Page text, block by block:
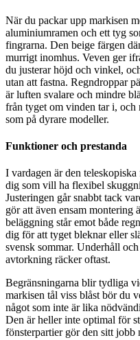
När du packar upp markisen
aluminiumramen och ett tyg
fingrarna. Den beige färgen
murrigt inomhus. Veven ger
du justerar höjd och vinkel,
utan att fastna. Regndroppar
är luften svalare och mindre
från tyget om vinden tar i,
som på dyrare modeller.
Funktioner och prestanda
I vardagen är den
dig som vill ha flexibel
Justeringen går snabbt tack
gör att även ensam
beläggning står emot både
dig för att tyget bleknar eller
svensk sommar. Underhåll
avtorkning räcker oftast.
Begränsningarna blir tydliga
markisen tål viss blåst bör du
något som inte är lika
Den är heller inte optimal för
fönsterpartier gör den sitt jobb